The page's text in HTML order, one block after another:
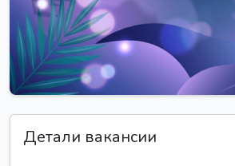
Детали вакансии